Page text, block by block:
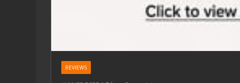
REVIEWS